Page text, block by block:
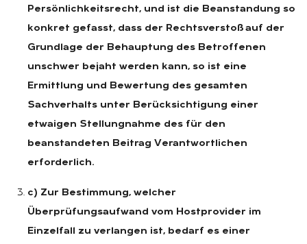
Persönlichkeitsrecht, und ist die Beanstandung so
konkret gefasst, dass der Rechtsverstoß auf der
Grundlage der Behauptung des Betroffenen
unschwer bejaht werden kann, so ist eine
Ermittlung und Bewertung des gesamten
Sachverhalts unter Berücksichtigung einer
etwaigen Stellungnahme des für den
beanstandeten Beitrag Verantwortlichen
erforderlich.
c) Zur Bestimmung, welcher
Überprüfungsaufwand vom Hostprovider im
Einzelfall zu verlangen ist, bedarf es einer